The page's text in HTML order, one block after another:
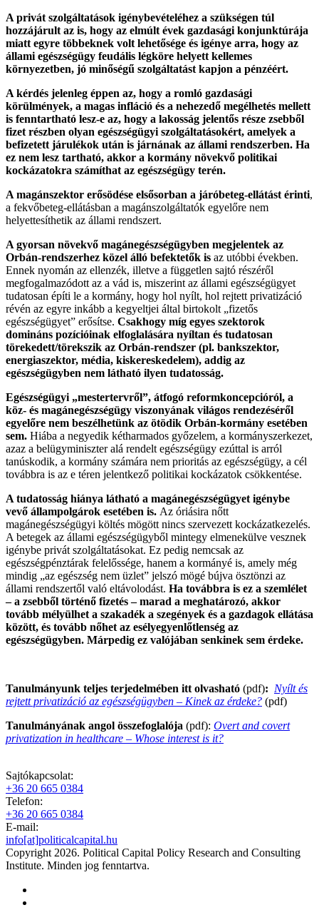
A privát szolgáltatások igénybevételéhez a szükségen túl
hozzájárult az is, hogy az elmúlt évek gazdasági konjunktúrája
miatt egyre többeknek volt lehetősége és igénye arra, hogy az
állami egészségügy feudális légköre helyett kellemes
környezetben, jó minőségű szolgáltatást kapjon a pénzéért.
A kérdés jelenleg éppen az, hogy a romló gazdasági
körülmények, a magas infláció és a nehezedő megélhetés mellett
is fenntartható lesz-e az, hogy a lakosság jelentős része zsebből
fizet részben olyan egészségügyi szolgáltatásokért, amelyek a
befizetett járulékok után is járnának az állami rendszerben. Ha
ez nem lesz tartható, akkor a kormány növekvő politikai
kockázatokra számíthat az egészségügy terén.
A magánszektor erősödése elsősorban a járóbeteg-ellátást érinti,
a fekvőbeteg-ellátásban a magánszolgáltatók egyelőre nem
helyettesíthetik az állami rendszert.
A gyorsan növekvő magánegészségügyben megjelentek az
Orbán-rendszerhez közel álló befektetők is az utóbbi években.
Ennek nyomán az ellenzék, illetve a független sajtó részéről
megfogalmazódott az a vád is, miszerint az állami egészségügyet
tudatosan építi le a kormány, hogy hol nyílt, hol rejtett privatizáció
révén az egyre inkább a kegyeltjei által birtokolt „fizetős
egészségügyet” erősítse. Csakhogy míg egyes szektorok
domináns pozícióinak elfoglalására nyíltan és tudatosan
törekedett/törekszik az Orbán-rendszer (pl. bankszektor,
energiaszektor, média, kiskereskedelem), addig az
egészségügyben nem látható ilyen tudatosság.
Egészségügyi „mestertervről”, átfogó reformkoncepcióról, a
köz- és magánegészségügy viszonyának világos rendezéséről
egyelőre nem beszélhetünk az ötödik Orbán-kormány esetében
sem. Hiába a negyedik kétharmados győzelem, a kormányszerkezet,
azaz a belügyminiszter alá rendelt egészségügy ezúttal is arról
tanúskodik, a kormány számára nem prioritás az egészségügy, a cél
továbbra is az e téren jelentkező politikai kockázatok csökkentése.
A tudatosság hiánya látható a magánegészségügyet igénybe
vevő állampolgárok esetében is. Az óriásira nőtt
magánegészségügyi költés mögött nincs szervezett kockázatkezelés.
A betegek az állami egészségügyből mintegy elmenekülve vesznek
igénybe privát szolgáltatásokat. Ez pedig nemcsak az
egészségpénztárak felelőssége, hanem a kormányé is, amely még
mindig „az egészség nem üzlet” jelszó mögé bújva ösztönzi az
állami rendszertől való eltávolodást. Ha továbbra is ez a szemlélet
– a zsebből történő fizetés – marad a meghatározó, akkor
tovább mélyülhet a szakadék a szegények és a gazdagok ellátása
között, és tovább nőhet az esélyegyenlőtlenség az
egészségügyben. Márpedig ez valójában senkinek sem érdeke.
Tanulmányunk teljes terjedelmében itt olvasható (pdf): Nyílt és
rejtett privatizáció az egészségügyben – Kinek az érdeke? (pdf)
Tanulmányának angol összefoglalója (pdf): Overt and covert
privatization in healthcare – Whose interest is it?
Sajtókapcsolat:
+36 20 665 0384
Telefon:
+36 20 665 0384
E-mail:
info[at]politicalcapital.hu
Copyright 2026. Political Capital Policy Research and Consulting
Institute. Minden jog fenntartva.